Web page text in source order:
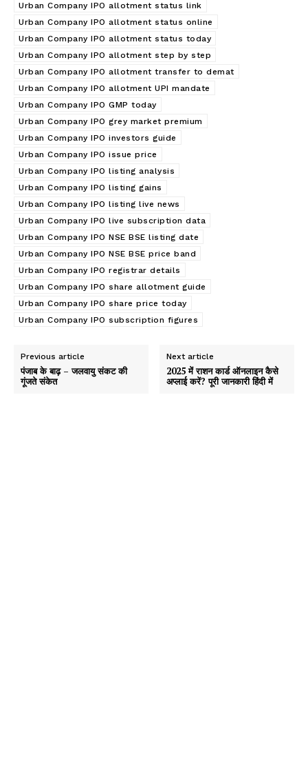
Urban Company IPO allotment status link
Urban Company IPO allotment status online
Urban Company IPO allotment status today
Urban Company IPO allotment step by step
Urban Company IPO allotment transfer to demat
Urban Company IPO allotment UPI mandate
Urban Company IPO GMP today
Urban Company IPO grey market premium
Urban Company IPO investors guide
Urban Company IPO issue price
Urban Company IPO listing analysis
Urban Company IPO listing gains
Urban Company IPO listing live news
Urban Company IPO live subscription data
Urban Company IPO NSE BSE listing date
Urban Company IPO NSE BSE price band
Urban Company IPO registrar details
Urban Company IPO share allotment guide
Urban Company IPO share price today
Urban Company IPO subscription figures
Previous article
पंजाब के बाढ़ – जलवायु संकट की
गूंजते संकेत
Next article
2025 में राशन कार्ड ऑनलाइन कैसे
अप्लाई करें? पूरी जानकारी हिंदी में